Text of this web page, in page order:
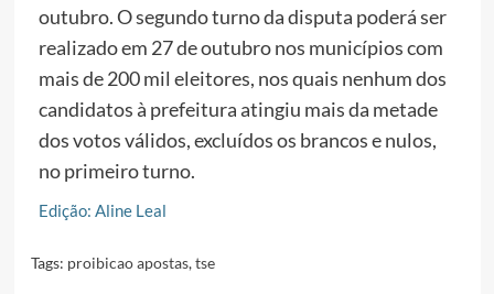
outubro. O segundo turno da disputa poderá ser
realizado em 27 de outubro nos municípios com
mais de 200 mil eleitores, nos quais nenhum dos
candidatos à prefeitura atingiu mais da metade
dos votos válidos, excluídos os brancos e nulos,
no primeiro turno.
Edição: Aline Leal
Tags: proibicao apostas,tse